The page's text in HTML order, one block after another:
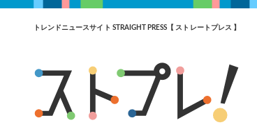
トレンドニュースサイト STRAIGHT PRESS【 ストレートプレス 】